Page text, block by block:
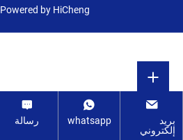
Powered by HiCheng
بريد
إلكتروني
whatsapp رسالة